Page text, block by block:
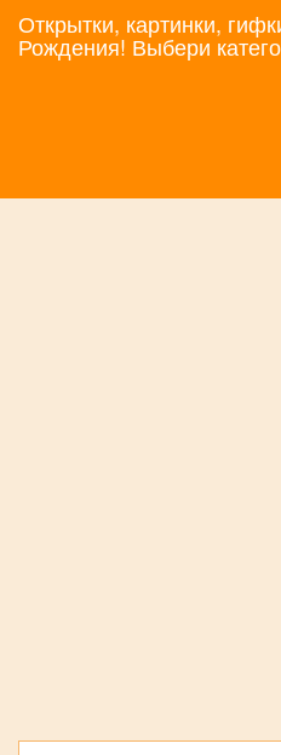
Открытки, картинки,
Рождения! Выбери